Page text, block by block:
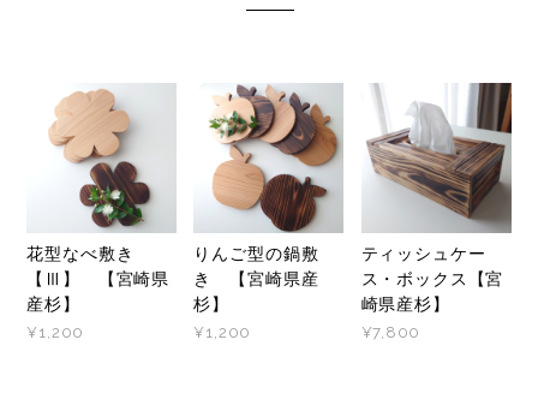
花型なべ敷き
【Ⅲ】 【宮崎県
産杉】
¥1,200
りんご型の鍋敷
き 【宮崎県産
杉】
¥1,200
ティッシュケー
ス・ボックス【宮
崎県産杉】
¥7,800